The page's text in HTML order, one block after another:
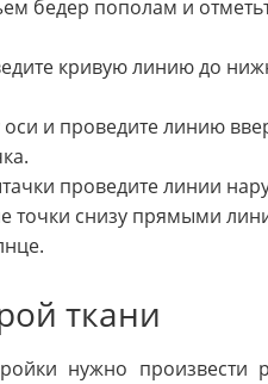
бедер пополам и
кривую линию до
оси и проведите линию
проведите линии
точки снизу прямыми
ткани
нужно произвести